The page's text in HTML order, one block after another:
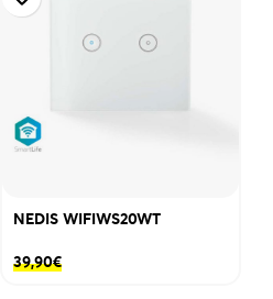
NEDIS WIFIWS20WT
39,90€